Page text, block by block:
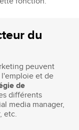
du
peuvent
et de
de
différents
media manager,
etc.